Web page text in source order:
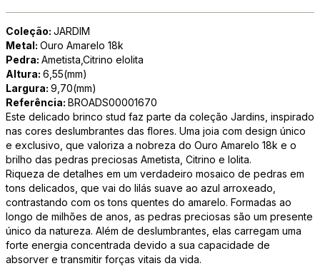
Coleção: JARDIM
Metal: Ouro Amarelo 18k
Pedra: Ametista,Citrino eIolita
Altura: 6,55(mm)
Largura: 9,70(mm)
Referência: BROADS00001670
Este delicado brinco stud faz parte da coleção Jardins, inspirado
nas cores deslumbrantes das flores. Uma joia com design único
e exclusivo, que valoriza a nobreza do Ouro Amarelo 18k e o
brilho das pedras preciosas Ametista, Citrino e Iolita.
Riqueza de detalhes em um verdadeiro mosaico de pedras em
tons delicados, que vai do lilás suave ao azul arroxeado,
contrastando com os tons quentes do amarelo. Formadas ao
longo de milhões de anos, as pedras preciosas são um presente
único da natureza. Além de deslumbrantes, elas carregam uma
forte energia concentrada devido a sua capacidade de
absorver e transmitir forças vitais da vida.